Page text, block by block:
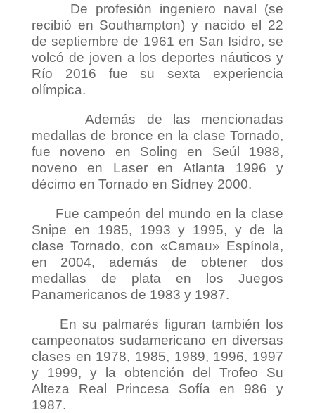
De profesión ingeniero naval (se
recibió en Southampton) y nacido el 22
de septiembre de 1961 en San Isidro, se
volcó de joven a los deportes náuticos y
Río 2016 fue su sexta experiencia
olímpica.
Además de las mencionadas
medallas de bronce en la clase Tornado,
fue noveno en Soling en Seúl 1988,
noveno en Laser en Atlanta 1996 y
décimo en Tornado en Sídney 2000.
Fue campeón del mundo en la clase
Snipe en 1985, 1993 y 1995, y de la
clase Tornado, con «Camau» Espínola,
en 2004, además de obtener dos
medallas de plata en los Juegos
Panamericanos de 1983 y 1987.
En su palmarés figuran también los
campeonatos sudamericano en diversas
clases en 1978, 1985, 1989, 1996, 1997
y 1999, y la obtención del Trofeo Su
Alteza Real Princesa Sofía en 986 y
1987.